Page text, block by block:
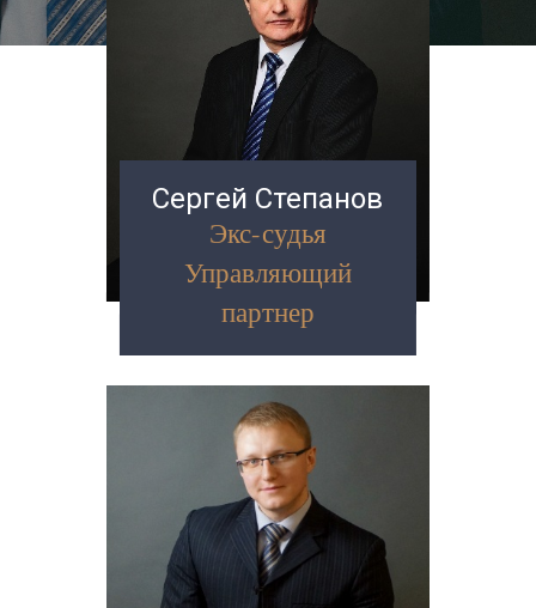
Сергей Степанов
Экс-судья
Управляющий
партнер